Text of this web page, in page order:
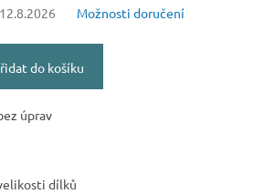
12.8.2026 Možnosti doručení
do košíku
úprav
dílků